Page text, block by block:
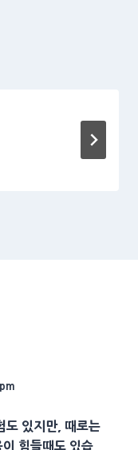
도 있지만, 때로는
힘들때도 있습